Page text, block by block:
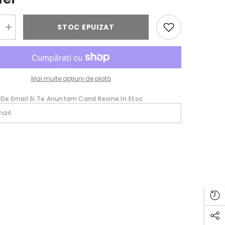
Creșteți
cantitatea
pentru
Vie
Purpuriu
STOC EPUIZAT
Mai multe opțiuni de plată
Email Si Te Anuntam Cand Revine In Stoc